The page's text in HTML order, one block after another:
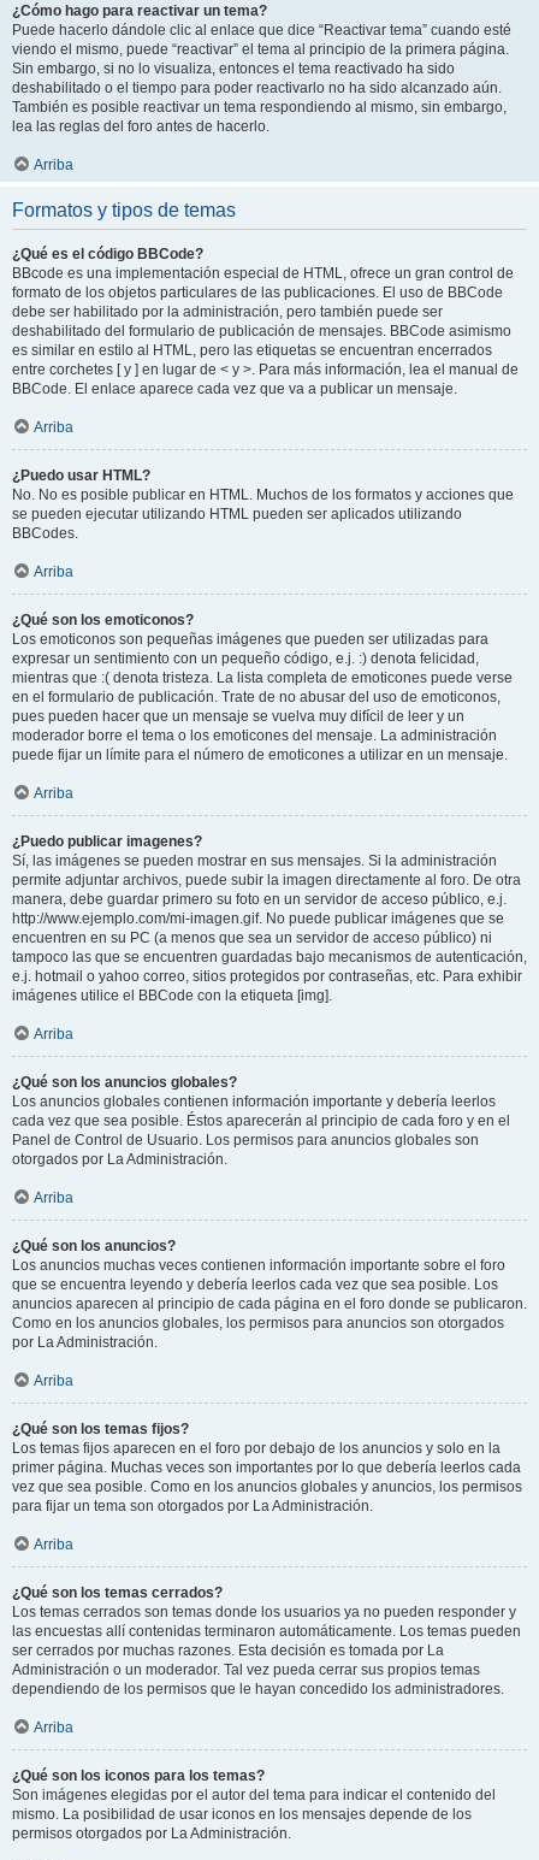
¿Cómo hago para reactivar un tema?
Puede hacerlo dándole clic al enlace que dice “Reactivar tema” cuando esté
viendo el mismo, puede “reactivar” el tema al principio de la primera página.
Sin embargo, si no lo visualiza, entonces el tema reactivado ha sido
deshabilitado o el tiempo para poder reactivarlo no ha sido alcanzado aún.
También es posible reactivar un tema respondiendo al mismo, sin embargo,
lea las reglas del foro antes de hacerlo.
Arriba
Formatos y tipos de temas
¿Qué es el código BBCode?
BBcode es una implementación especial de HTML, ofrece un gran control de
formato de los objetos particulares de las publicaciones. El uso de BBCode
debe ser habilitado por la administración, pero también puede ser
deshabilitado del formulario de publicación de mensajes. BBCode asimismo
es similar en estilo al HTML, pero las etiquetas se encuentran encerrados
entre corchetes [ y ] en lugar de < y >. Para más información, lea el manual de
BBCode. El enlace aparece cada vez que va a publicar un mensaje.
Arriba
¿Puedo usar HTML?
No. No es posible publicar en HTML. Muchos de los formatos y acciones que
se pueden ejecutar utilizando HTML pueden ser aplicados utilizando
BBCodes.
Arriba
¿Qué son los emoticonos?
Los emoticonos son pequeñas imágenes que pueden ser utilizadas para
expresar un sentimiento con un pequeño código, e.j. :) denota felicidad,
mientras que :( denota tristeza. La lista completa de emoticones puede verse
en el formulario de publicación. Trate de no abusar del uso de emoticonos,
pues pueden hacer que un mensaje se vuelva muy difícil de leer y un
moderador borre el tema o los emoticones del mensaje. La administración
puede fijar un límite para el número de emoticones a utilizar en un mensaje.
Arriba
¿Puedo publicar imagenes?
Sí, las imágenes se pueden mostrar en sus mensajes. Si la administración
permite adjuntar archivos, puede subir la imagen directamente al foro. De otra
manera, debe guardar primero su foto en un servidor de acceso público, e.j.
http://www.ejemplo.com/mi-imagen.gif. No puede publicar imágenes que se
encuentren en su PC (a menos que sea un servidor de acceso público) ni
tampoco las que se encuentren guardadas bajo mecanismos de autenticación,
e.j. hotmail o yahoo correo, sitios protegidos por contraseñas, etc. Para exhibir
imágenes utilice el BBCode con la etiqueta [img].
Arriba
¿Qué son los anuncios globales?
Los anuncios globales contienen información importante y debería leerlos
cada vez que sea posible. Éstos aparecerán al principio de cada foro y en el
Panel de Control de Usuario. Los permisos para anuncios globales son
otorgados por La Administración.
Arriba
¿Qué son los anuncios?
Los anuncios muchas veces contienen información importante sobre el foro
que se encuentra leyendo y debería leerlos cada vez que sea posible. Los
anuncios aparecen al principio de cada página en el foro donde se publicaron.
Como en los anuncios globales, los permisos para anuncios son otorgados
por La Administración.
Arriba
¿Qué son los temas fijos?
Los temas fijos aparecen en el foro por debajo de los anuncios y solo en la
primer página. Muchas veces son importantes por lo que debería leerlos cada
vez que sea posible. Como en los anuncios globales y anuncios, los permisos
para fijar un tema son otorgados por La Administración.
Arriba
¿Qué son los temas cerrados?
Los temas cerrados son temas donde los usuarios ya no pueden responder y
las encuestas allí contenidas terminaron automáticamente. Los temas pueden
ser cerrados por muchas razones. Esta decisión es tomada por La
Administración o un moderador. Tal vez pueda cerrar sus propios temas
dependiendo de los permisos que le hayan concedido los administradores.
Arriba
¿Qué son los iconos para los temas?
Son imágenes elegidas por el autor del tema para indicar el contenido del
mismo. La posibilidad de usar iconos en los mensajes depende de los
permisos otorgados por La Administración.